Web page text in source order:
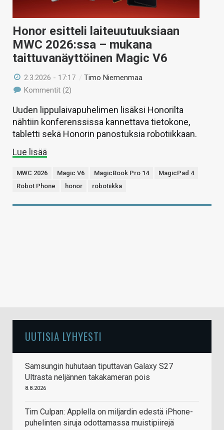
Honor esitteli laiteuutuuksiaan
MWC 2026:ssa – mukana
taittuvanäyttöinen Magic V6
2.3.2026 - 17:17 /Timo Niemenmaa
Kommentit (2)
Uuden lippulaivapuhelimen lisäksi Honorilta
nähtiin konferenssissa kannettava tietokone,
tabletti sekä Honorin panostuksia robotiikkaan.
Lue lisää
MWC 2026 Magic V6 MagicBook Pro 14
MagicPad 4
Robot Phone
honor robotiikka
UUTISIA LYHYESTI
Samsungin huhutaan tiputtavan Galaxy S27
Ultrasta neljännen takakameran pois
8.8.2026
Tim Culpan: Applella on miljardin edestä iPhone-
puhelinten siruja odottamassa muistipiirejä